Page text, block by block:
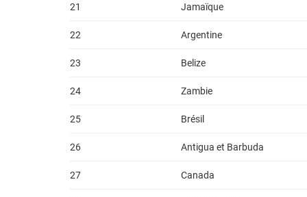
21 Jamaïque
22 Argentine
23 Belize
24 Zambie
25 Brésil
26 Antigua et Barbuda
27 Canada